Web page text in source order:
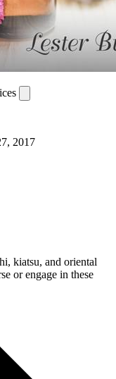
2017
kiatsu, and oriental
or engage in these